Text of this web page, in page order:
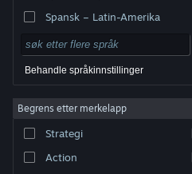
© Valve Corporation. Alle rettigheter reservert. Alle
Retningslinjer for personvern
Tilgjengelighet
|Steams abonnementsavtale
Refusjoner
Spansk – Latin-Amerika
Behandle språkinnstillinger
Begrens etter merkelapp
Strategi
Action